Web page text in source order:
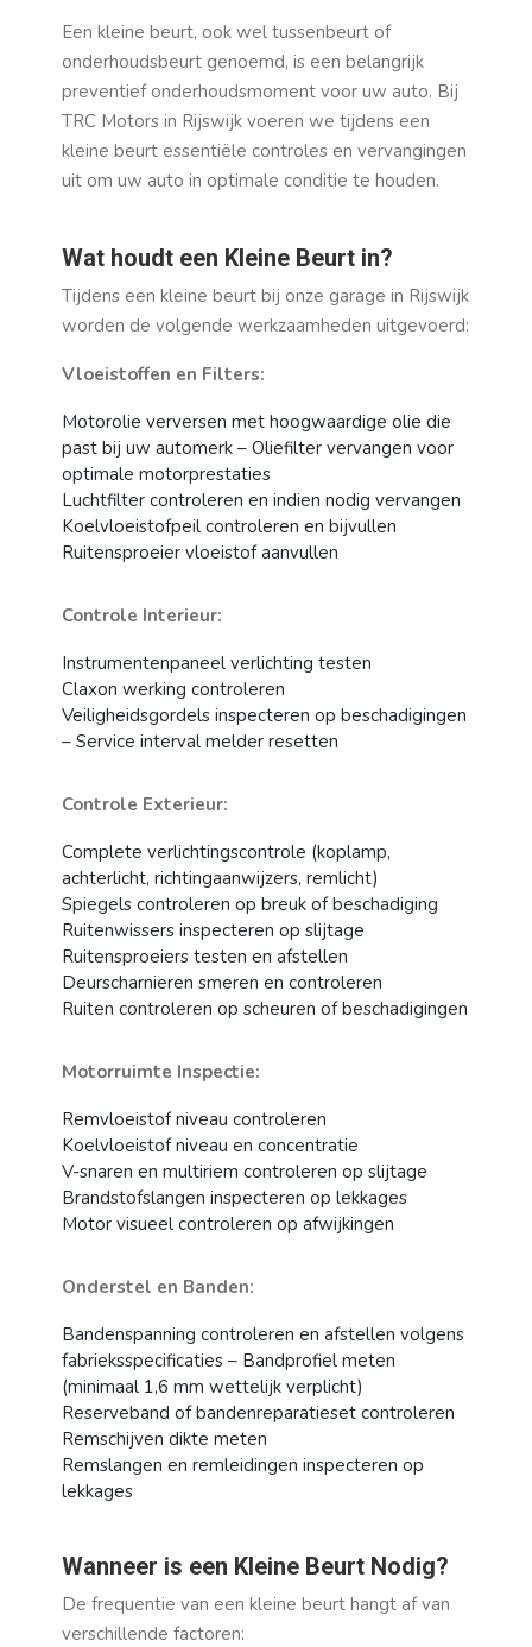
Een kleine beurt, ook wel tussenbeurt of
onderhoudsbeurt genoemd, is een belangrijk
preventief onderhoudsmoment voor uw auto. Bij
TRC Motors in Rijswijk voeren we tijdens een
kleine beurt essentiële controles en vervangingen
uit om uw auto in optimale conditie te houden.
Wat houdt een Kleine Beurt in?
Tijdens een kleine beurt bij onze garage in Rijswijk
worden de volgende werkzaamheden uitgevoerd:
Vloeistoffen en Filters:
Motorolie verversen met hoogwaardige olie die
past bij uw automerk – Oliefilter vervangen voor
optimale motorprestaties
Luchtfilter controleren en indien nodig vervangen
Koelvloeistofpeil controleren en bijvullen
Ruitensproeier vloeistof aanvullen
Controle Interieur:
Instrumentenpaneel verlichting testen
Claxon werking controleren
Veiligheidsgordels inspecteren op beschadigingen
– Service interval melder resetten
Controle Exterieur:
Complete verlichtingscontrole (koplamp,
achterlicht, richtingaanwijzers, remlicht)
Spiegels controleren op breuk of beschadiging
Ruitenwissers inspecteren op slijtage
Ruitensproeiers testen en afstellen
Deurscharnieren smeren en controleren
Ruiten controleren op scheuren of beschadigingen
Motorruimte Inspectie:
Remvloeistof niveau controleren
Koelvloeistof niveau en concentratie
V-snaren en multiriem controleren op slijtage
Brandstofslangen inspecteren op lekkages
Motor visueel controleren op afwijkingen
Onderstel en Banden:
Bandenspanning controleren en afstellen volgens
fabrieksspecificaties – Bandprofiel meten
(minimaal 1,6 mm wettelijk verplicht)
Reserveband of bandenreparatieset controleren
Remschijven dikte meten
Remslangen en remleidingen inspecteren op
lekkages
Wanneer is een Kleine Beurt Nodig?
De frequentie van een kleine beurt hangt af van
verschillende factoren: